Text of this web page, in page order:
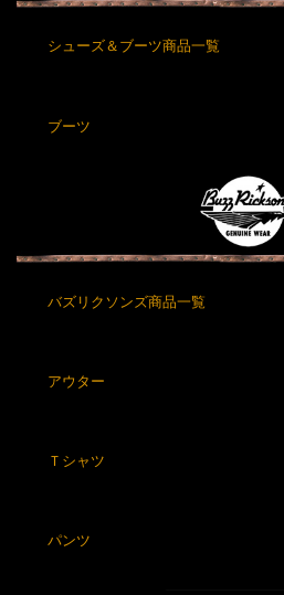
シューズ＆ブーツ商品一覧
ブーツ
バズリクソンズ商品一覧
アウター
Ｔシャツ
パンツ